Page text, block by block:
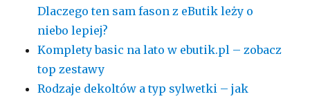
Dlaczego ten sam fason z eButik leży o
niebo lepiej?
Komplety basic na lato w ebutik.pl – zobacz
top zestawy
Rodzaje dekoltów a typ sylwetki – jak